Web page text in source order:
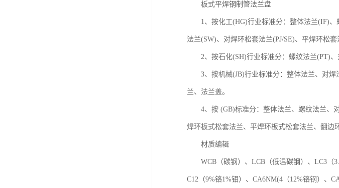
板式平焊钢制管法兰盘
1、按化工(HG)行业标准分：整体法兰(IF)、
法兰(SW)、对焊环松套法兰(PJ/SE)、平焊环松
2、按石化(SH)行业标准分：螺纹法兰(PT)、
3、按机械(JB)行业标准分：整体法兰、对焊
兰、法兰盖。
4、按 (GB)标准分：整体法兰、螺纹法兰、对
焊环板式松套法兰、平焊环板式松套法兰、翻边
材质编辑
WCB（碳钢）、LCB（低温碳钢）、LC3（
C12（9%铬1%钼）、CA6NM(4（12%铬钢）、